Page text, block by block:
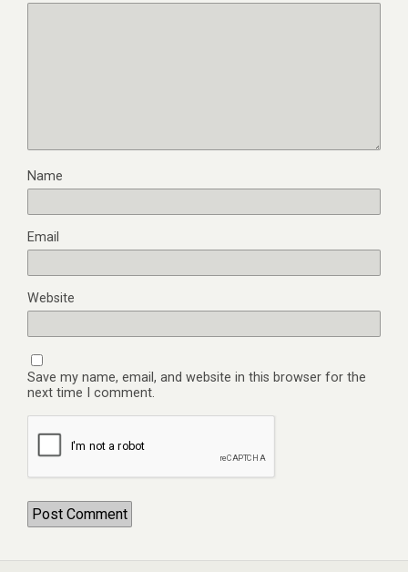
Name
Email
Website
Save my name, email, and website in this browser for the
next time I comment.